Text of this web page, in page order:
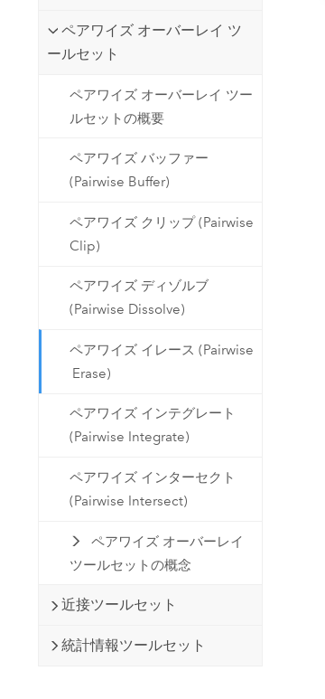
すべてのプロダクト
ペアワイズ オーバーレイ ツ
ールセット
ペアワイズ オーバーレイ ツー
ルセットの概要
ペアワイズ バッファー
(Pairwise Buffer)
ペアワイズ クリップ (Pairwise
Clip)
ペアワイズ ディゾルブ
(Pairwise Dissolve)
ペアワイズ イレース (Pairwise
Erase)
ペアワイズ インテグレート
(Pairwise Integrate)
ペアワイズ インターセクト
(Pairwise Intersect)
ペアワイズ オーバーレイ
ツールセットの概念
近接ツールセット
統計情報ツールセット